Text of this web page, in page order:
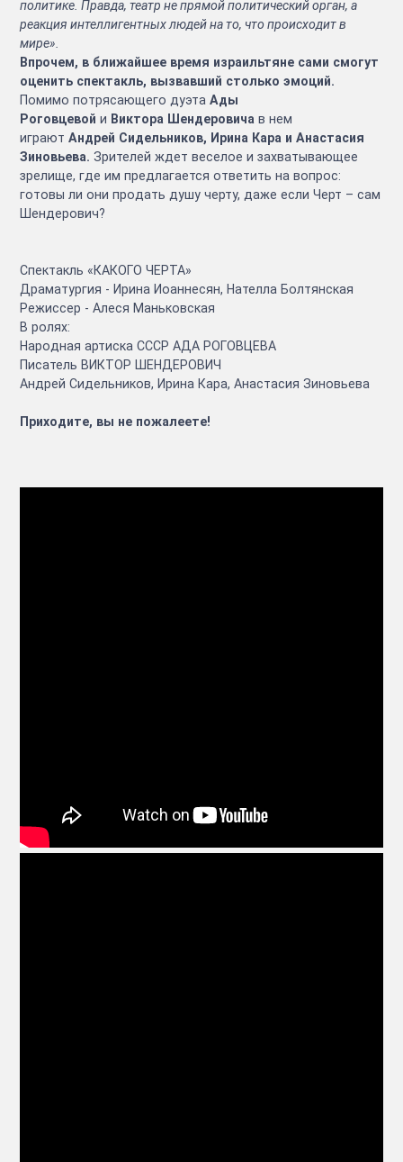
политике. Правда, театр не прямой политический орган, а
реакция интеллигентных людей на то, что происходит в
мире».
Впрочем, в ближайшее время израильтяне сами смогут
оценить спектакль, вызвавший столько эмоций.
Помимо потрясающего дуэта Ады
Роговцевой и Виктора Шендеровича в нем
играют Андрей Сидельников, Ирина Кара и Анастасия
Зиновьева. Зрителей ждет веселое и захватывающее
зрелище, где им предлагается ответить на вопрос:
готовы ли они продать душу черту, даже если Черт – сам
Шендерович?
Спектакль «КАКОГО ЧЕРТА»
Драматургия - Ирина Иоаннесян, Нателла Болтянская
Режиссер - Алеся Маньковская
В ролях:
Народная артиска СССР АДА РОГОВЦЕВА
Писатель ВИКТОР ШЕНДЕРОВИЧ
Андрей Сидельников, Ирина Кара, Анастасия Зиновьева
Приходите, вы не пожалеете!